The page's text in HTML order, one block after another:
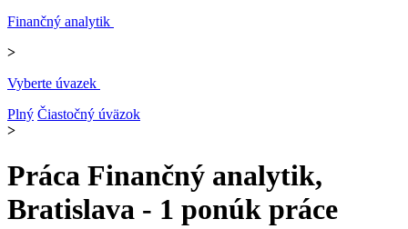
Finančný analytik
>
Vyberte úvazek
Plný Čiastočný úväzok
>
Práca Finančný analytik,
Bratislava - 1 ponúk práce